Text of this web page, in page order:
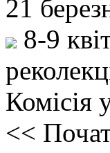
21
8-9
Комісія
<<